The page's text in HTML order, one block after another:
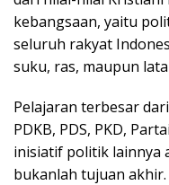
kebangsaan, yaitu
seluruh rakyat
suku, ras, maupun
Pelajaran terbesar
PDKB, PDS, PKD,
inisiatif politik lainnya
bukanlah tujuan